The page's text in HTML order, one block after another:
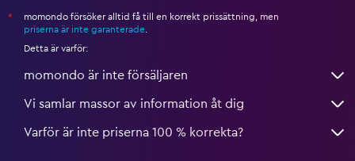
*
momondo försöker alltid få till en korrekt prissättning, men
priserna är inte garanterade
Detta är varför:
momondo är inte försäljaren
Vi samlar massor av information åt dig
Varför är inte priserna 100 % korrekta?